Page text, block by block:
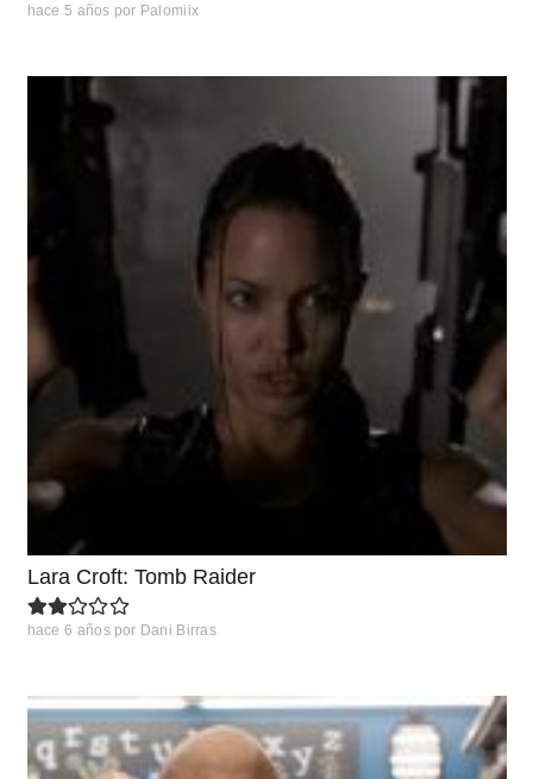
hace 5 años por Palomiix
Lara Croft: Tomb Raider
hace 6 años por Dani Birras